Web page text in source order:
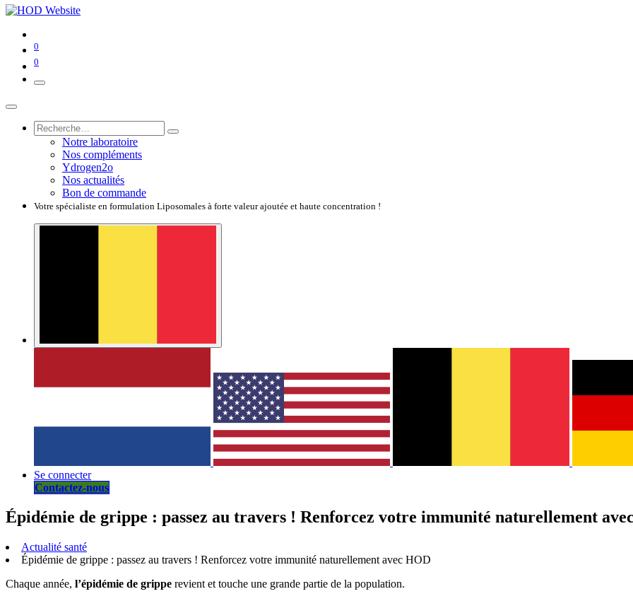
0
0
Notre laboratoire
Nos compléments
Ydrogen2o
Nos actualités
Bon de commande
Votre spécialiste en formulation Liposomales à forte valeur ajoutée et haute concentration !
Se connecter
Contactez-nous
Épidémie de grippe : passez au travers ! Renforcez votre immunité naturellement
Actualité santé
Épidémie de grippe : passez au travers ! Renforcez votre immunité naturellement avec HOD
Chaque année, l’épidémie de grippe revient et touche une grande partie de la population.